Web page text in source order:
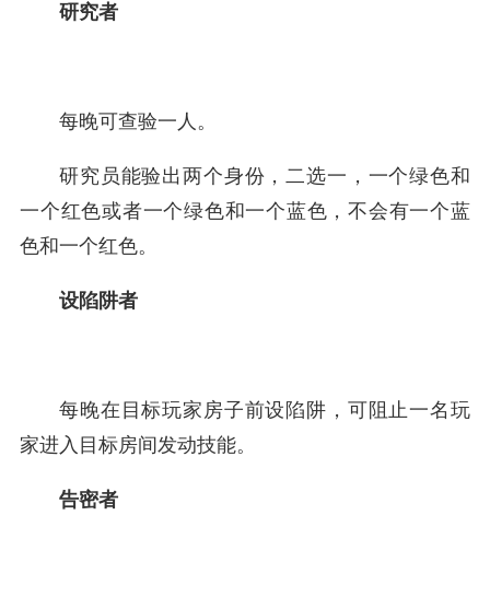
研究者
每晚可查验一人。
研究员能验出两个身份，二选一，一个绿色和
一个红色或者一个绿色和一个蓝色，不会有一个蓝
色和一个红色。
设陷阱者
每晚在目标玩家房子前设陷阱，可阻止一名玩
家进入目标房间发动技能。
告密者